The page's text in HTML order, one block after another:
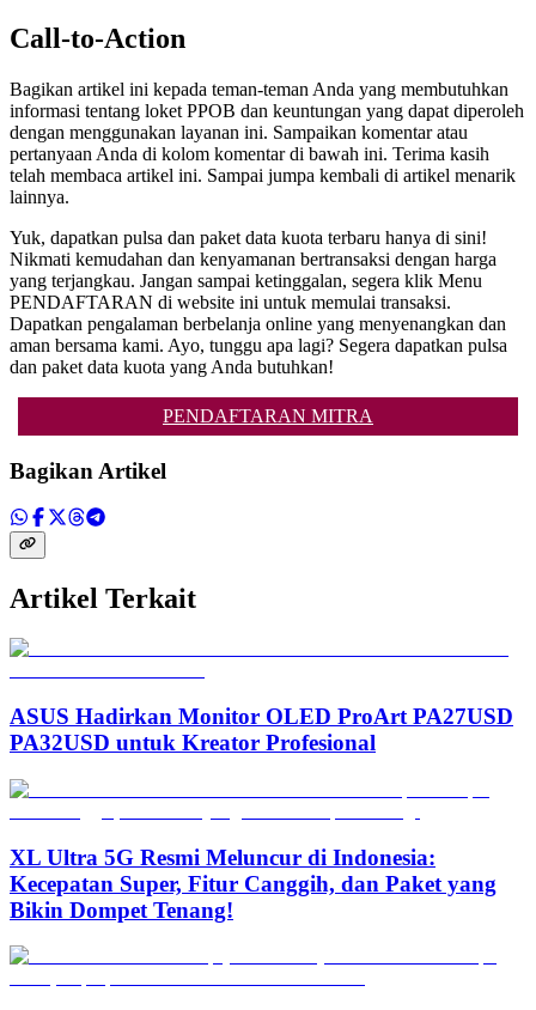
Call-to-Action
Bagikan artikel ini kepada teman-teman Anda yang membutuhkan
informasi tentang loket PPOB dan keuntungan yang dapat diperoleh
dengan menggunakan layanan ini. Sampaikan komentar atau
pertanyaan Anda di kolom komentar di bawah ini. Terima kasih
telah membaca artikel ini. Sampai jumpa kembali di artikel menarik
lainnya.
Yuk, dapatkan pulsa dan paket data kuota terbaru hanya di sini!
Nikmati kemudahan dan kenyamanan bertransaksi dengan harga
yang terjangkau. Jangan sampai ketinggalan, segera klik Menu
PENDAFTARAN di website ini untuk memulai transaksi.
Dapatkan pengalaman berbelanja online yang menyenangkan dan
aman bersama kami. Ayo, tunggu apa lagi? Segera dapatkan pulsa
dan paket data kuota yang Anda butuhkan!
PENDAFTARAN MITRA
Bagikan Artikel
Artikel Terkait
ASUS Hadirkan Monitor OLED ProArt PA27USD
PA32USD untuk Kreator Profesional
XL Ultra 5G Resmi Meluncur di Indonesia:
Kecepatan Super, Fitur Canggih, dan Paket yang
Bikin Dompet Tenang!